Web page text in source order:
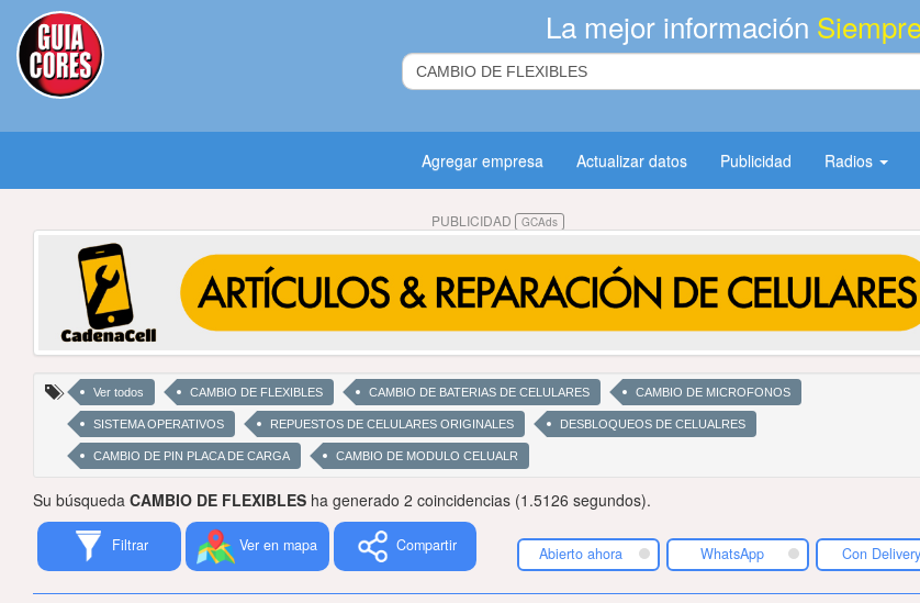
La mejor información
Agregar empresa Actualizar datos Publicidad Radios
PUBLICIDAD GCAds
Ver todos CAMBIO DE FLEXIBLES CAMBIO DE BATERIAS DE CELULARES CAMBIO DE MICROFONOS
SISTEMA OPERATIVOS REPUESTOS DE CELULARES ORIGINALES DESBLOQUEOS DE CELUALRES
CAMBIO DE PIN PLACA DE CARGA CAMBIO DE MODULO CELUALR
Su búsqueda CAMBIO DE FLEXIBLES ha generado 2 coincidencias (1.5126 segundos).
Filtrar Ver en mapa Compartir Abierto ahora WhatsApp Con Delivery